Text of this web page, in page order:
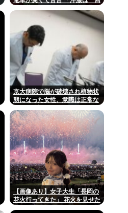
キッチンハイター薄めた水で一
回まわそう！」
京大病院で脳が破壊され植物状
態になった女性、意識は正常な
【画像あり】女子大生「長岡の
花火行ってきた」 花火を見せた